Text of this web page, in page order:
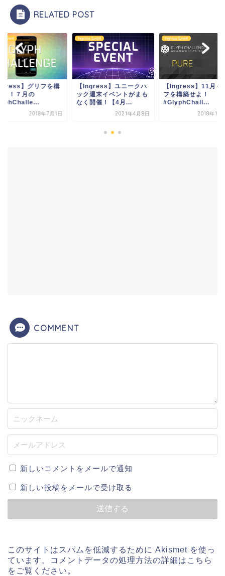
RELATED POST
Event
】ユニークハ
週末イベントがまも
開催！【4月...
2021年4月8日
Ingress Event
【Ingress】11月もグリ
フを構築せよ！
#GlyphChall...
2018年11月21日
Ingress Event
【Ingress】グリフ
築せよ！７月の
#GlyphChalle...
2018年7
COMMENT
新しいコメントをメールで通知
新しい投稿をメールで受け取る
このサイトはスパムを低減するために Akismet を使っ
ています。
コメントデータの処理方法の詳細はこちら
をご覧ください。